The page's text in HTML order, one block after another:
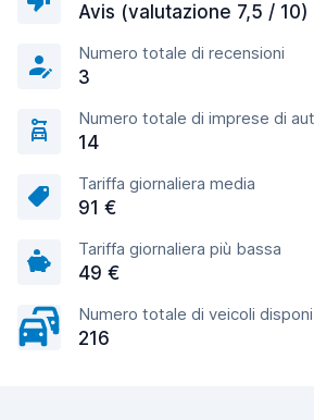
Avis (valutazione 7,5 / 10)
Numero totale di recensioni
3
Numero totale di imprese di
14
Tariffa giornaliera media
91 €
Tariffa giornaliera più bassa
49 €
Numero totale di veicoli
216